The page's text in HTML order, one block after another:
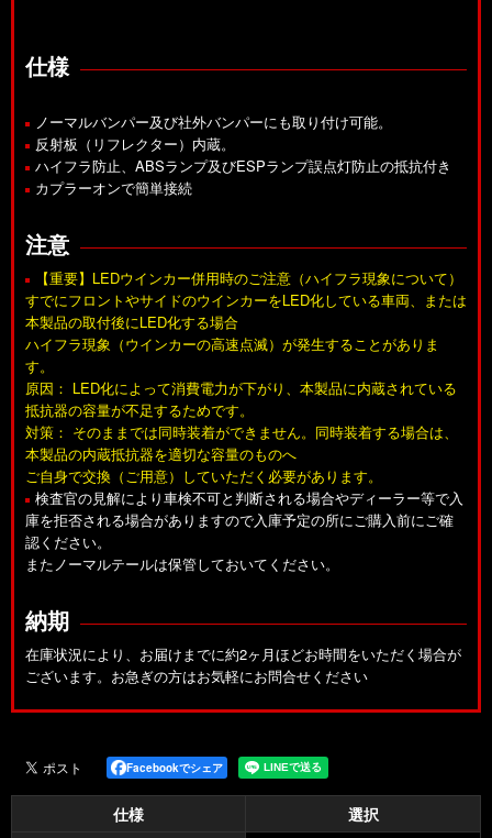
仕様
ノーマルバンパー及び社外バンパーにも取り付け可能。
反射板（リフレクター）内蔵。
ハイフラ防止、ABSランプ及びESPランプ誤点灯防止の抵抗付き
カプラーオンで簡単接続
注意
【重要】LEDウインカー併用時のご注意（ハイフラ現象について）
すでにフロントやサイドのウインカーをLED化している車両、または
本製品の取付後にLED化する場合
ハイフラ現象（ウインカーの高速点滅）が発生することがありま
す。
原因： LED化によって消費電力が下がり、本製品に内蔵されている
抵抗器の容量が不足するためです。
対策： そのままでは同時装着ができません。同時装着する場合は、
本製品の内蔵抵抗器を適切な容量のものへ
ご自身で交換（ご用意）していただく必要があります。
検査官の見解により車検不可と判断される場合やディーラー等で入
庫を拒否される場合がありますので入庫予定の所にご購入前にご確
認ください。
またノーマルテールは保管しておいてください。
納期
在庫状況により、お届けまでに約2ヶ月ほどお時間をいただく場合が
ございます。お急ぎの方はお気軽にお問合せください
Facebookでシェア
仕様
選択